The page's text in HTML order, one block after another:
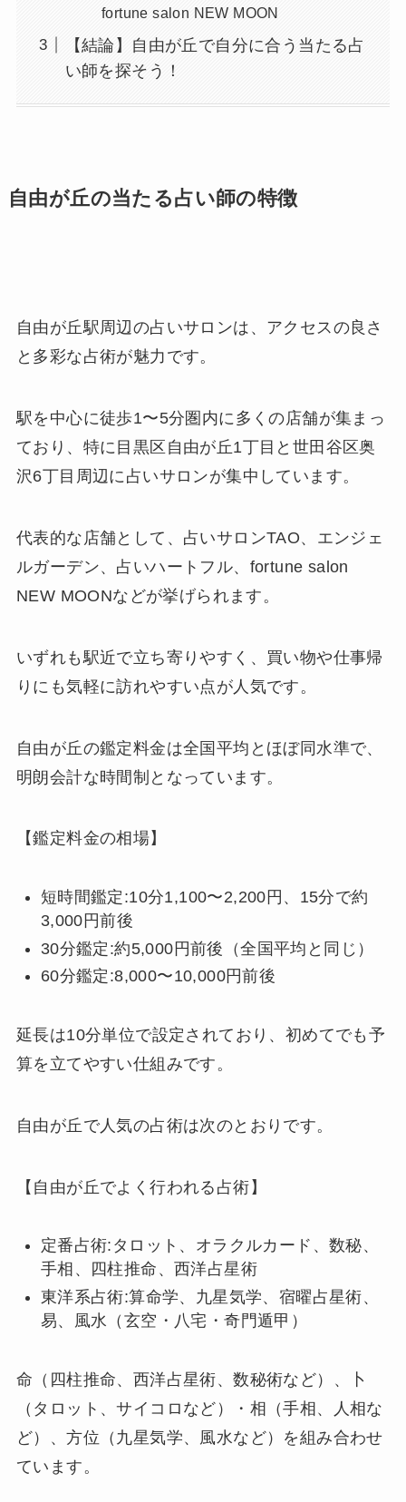
fortune salon NEW MOON
【結論】自由が丘で自分に合う当たる占
い師を探そう！
自由が丘の当たる占い師の特徴
自由が丘駅周辺の占いサロンは、アクセスの良さ
と多彩な占術が魅力です。
駅を中心に徒歩1〜5分圏内に多くの店舗が集まっ
ており、特に目黒区自由が丘1丁目と世田谷区奥
沢6丁目周辺に占いサロンが集中しています。
代表的な店舗として、占いサロンTAO、エンジェ
ルガーデン、占いハートフル、fortune salon
NEW MOONなどが挙げられます。
いずれも駅近で立ち寄りやすく、買い物や仕事帰
りにも気軽に訪れやすい点が人気です。
自由が丘の鑑定料金は全国平均とほぼ同水準で、
明朗会計な時間制となっています。
【鑑定料金の相場】
短時間鑑定:10分1,100〜2,200円、15分で約
3,000円前後
30分鑑定:約5,000円前後（全国平均と同じ）
60分鑑定:8,000〜10,000円前後
延長は10分単位で設定されており、初めてでも予
算を立てやすい仕組みです。
自由が丘で人気の占術は次のとおりです。
【自由が丘でよく行われる占術】
定番占術:タロット、オラクルカード、数秘、
手相、四柱推命、西洋占星術
東洋系占術:算命学、九星気学、宿曜占星術、
易、風水（玄空・八宅・奇門遁甲）
命（四柱推命、西洋占星術、数秘術など）、卜
（タロット、サイコロなど）・相（手相、人相な
ど）、方位（九星気学、風水など）を組み合わせ
ています。